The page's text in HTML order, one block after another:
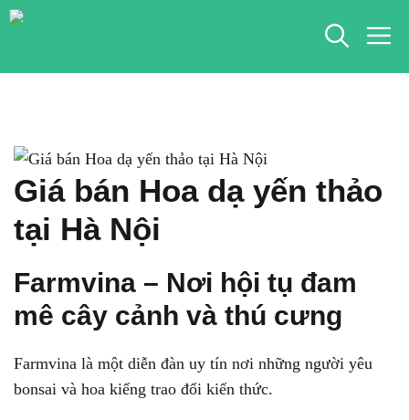
Chuyển
Giá bán Hoa dạ yến thảo
tại Hà Nội
Farmvina – Nơi hội tụ đam
mê cây cảnh và thú cưng
Farmvina là một diễn đàn uy tín nơi những người yêu
bonsai và hoa kiểng trao đổi kiến thức.